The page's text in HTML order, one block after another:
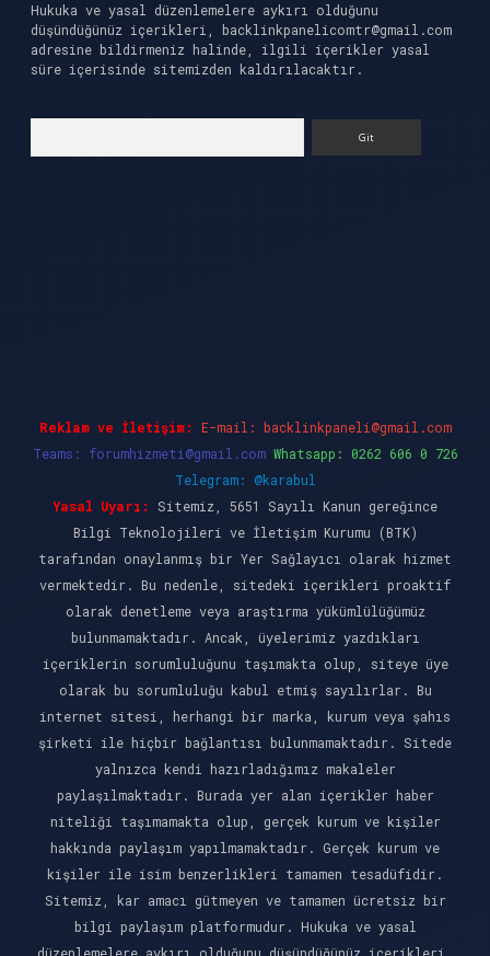
Hukuka ve yasal düzenlemelere aykırı olduğunu
düşündüğünüz içerikleri, backlinkpanelicomtr@gmail.com
adresine bildirmeniz halinde, ilgili içerikler yasal
süre içerisinde sitemizden kaldırılacaktır.
Reklam ve İletişim: E-mail: backlinkpaneli@gmail.com
Teams: forumhizmeti@gmail.com Whatsapp: 0262 606 0 726
Telegram: @karabul
Yasal Uyarı:
Sitemiz, 5651 Sayılı Kanun gereğince
Bilgi Teknolojileri ve İletişim Kurumu (BTK)
tarafından onaylanmış bir Yer Sağlayıcı olarak hizmet
vermektedir. Bu nedenle, sitedeki içerikleri proaktif
olarak denetleme veya araştırma yükümlülüğümüz
bulunmamaktadır. Ancak, üyelerimiz yazdıkları
içeriklerin sorumluluğunu taşımakta olup, siteye üye
olarak bu sorumluluğu kabul etmiş sayılırlar. Bu
internet sitesi, herhangi bir marka, kurum veya şahıs
şirketi ile hiçbir bağlantısı bulunmamaktadır. Sitede
yalnızca kendi hazırladığımız makaleler
paylaşılmaktadır. Burada yer alan içerikler haber
niteliği taşımamakta olup, gerçek kurum ve kişiler
hakkında paylaşım yapılmamaktadır. Gerçek kurum ve
kişiler ile isim benzerlikleri tamamen tesadüfidir.
Sitemiz, kar amacı gütmeyen ve tamamen ücretsiz bir
bilgi paylaşım platformudur. Hukuka ve yasal